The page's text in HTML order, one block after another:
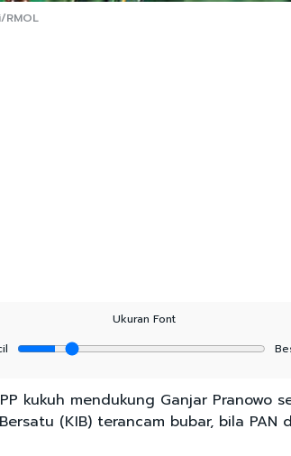
RMOL
Ukuran Font
kukuh mendukung Ganjar Pranowo
(KIB) terancam bubar, bila PAN